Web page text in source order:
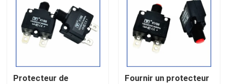
Puce de chauffage PTC
Protecteur de
Fournir un protecteur